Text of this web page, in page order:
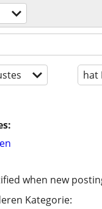
hat
when new
Kategorie: